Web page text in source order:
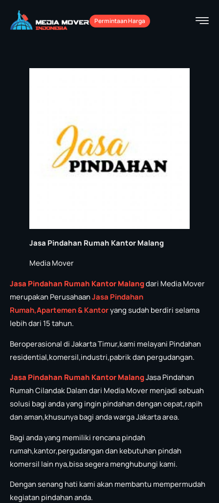
Permintaan Harga
Jasa Pindahan Rumah Kantor Malang
Media Mover
Jasa Pindahan Rumah Kantor Malangdari Media Mover
merupakan PerusahaanJasa Pindahan
Rumah,Apartemen & Kantoryang sudah berdiri selama
lebih dari 15 tahun.
Beroperasional di Jakarta Timur,kami melayani Pindahan
residential,komersil,industri,pabrik dan pergudangan.
Jasa Pindahan Rumah Kantor MalangJasa Pindahan
Rumah Cilandak Dalam dari Media Mover menjadi sebuah
solusi bagi anda yang ingin pindahan dengan cepat,rapih
dan aman,khusunya bagi anda warga Jakarta area.
Bagi anda yang memiliki rencana pindah
rumah,kantor,pergudangan dan kebutuhan pindah
komersil lain nya,bisa segera menghubungi kami.
Dengan senang hati kami akan membantu mempermudah
kegiatan pindahan anda.